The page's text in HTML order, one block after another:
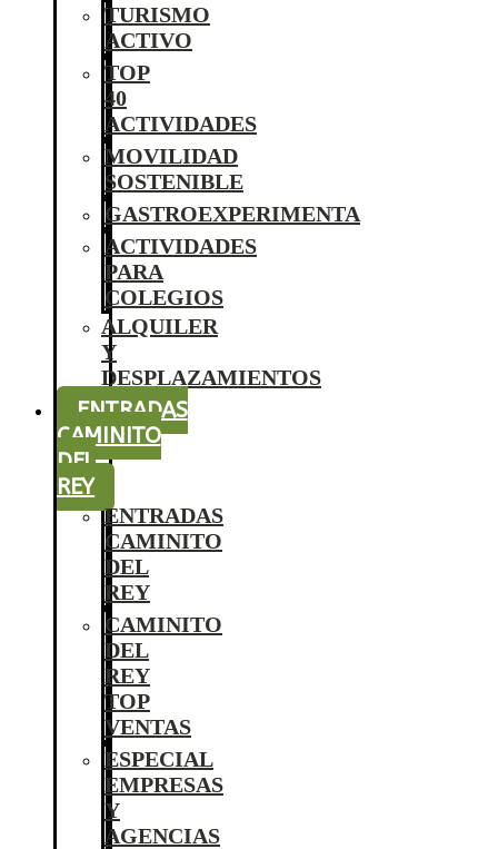
TURISMO
ACTIVO
TOP
40
ACTIVIDADES
MOVILIDAD
SOSTENIBLE
GASTROEXPERIMENTA
ACTIVIDADES
PARA
COLEGIOS
ALQUILER
Y
DESPLAZAMIENTOS
ENTRADAS
CAMINITO
DEL
REY
ENTRADAS
CAMINITO
DEL
REY
CAMINITO
DEL
REY
TOP
VENTAS
ESPECIAL
EMPRESAS
Y
AGENCIAS